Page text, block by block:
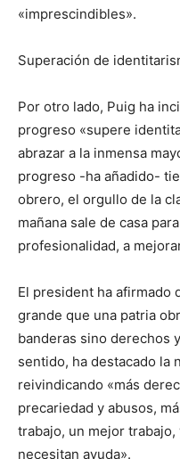
«imprescindibles».
Superación de
Por otro lado, Puig ha
progreso «supere
abrazar a la inmensa
progreso -ha añadido-
obrero, el orgullo de la
mañana sale de casa
profesionalidad, a
El president ha afirmado
grande que una patria
banderas sino derechos
sentido, ha destacado la
reivindicando «más
precariedad y abusos,
trabajo, un mejor trabajo,
necesitan ayuda».